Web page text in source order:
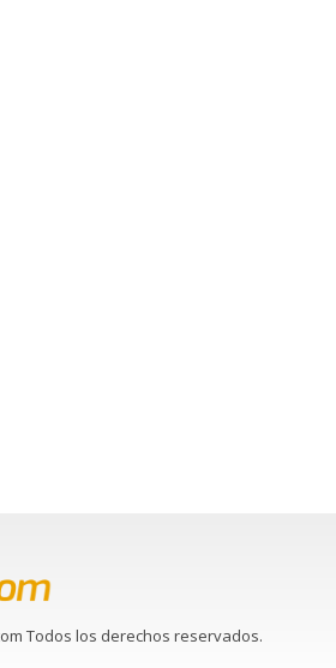
Todos los derechos reservados.